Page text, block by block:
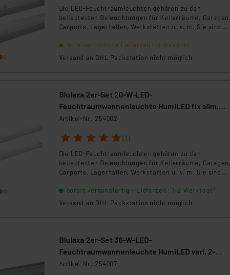
Die LED-Feuchtraumleuchten gehören zu den
beliebtesten Beleuchtungen für Kellerräume, Garagen,
Carports, Lagerhallen, Werkstätten u. v. m. Sie sind
(IP65) und langlebigem Kunststoffgehäuse, äußerst
strapazierfähig und haben damit gegenüber
Feuchtraumleuchten mit herkömmlichen
Voraussichtliche Lieferzeit: Unbekannt
Versand an DHL Packstation nicht möglich
Blulaxa 2er-Set 20-W-LED-
Feuchtraumwannenleuchte HumiLED fix slim,
2400 lm, 4000 K, IP65, 120 cm
Artikel-Nr. 254002
1 2 3 4 5 (1)
Die LED-Feuchtraumleuchten gehören zu den
beliebtesten Beleuchtungen für Kellerräume, Garagen,
Carports, Lagerhallen, Werkstätten u. v. m. Sie sind
(IP65) und langlebigem Kunststoffgehäuse, äußerst
strapazierfähig und haben damit gegenüber
Feuchtraumleuchten mit herkömmlichen
sofort versandfertig - Lieferzeit: 1-2 Werktage²
Versand an DHL Packstation nicht möglich
Blulaxa 2er-Set 36-W-LED-
Feuchtraumwannenleuchte HumiLED vari, 2-
flammig, 3800 lm, 4000 K, 120 cm
Artikel-Nr. 254007